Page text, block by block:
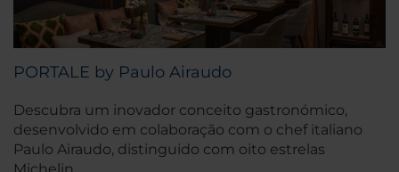
PORTALE by Paulo Airaudo
Descubra um inovador conceito gastronómico,
desenvolvido em colaboração com o chef italiano
Paulo Airaudo, distinguido com oito estrelas